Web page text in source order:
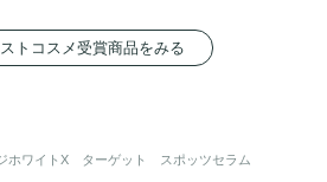
トコスメ受賞商品をみる
ホワイトX ターゲット スポッツセラム